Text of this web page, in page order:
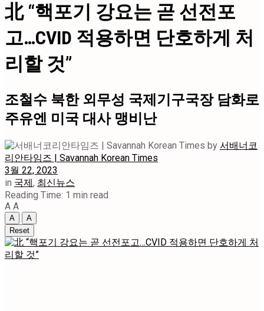
北 “핵포기 강요는 곧 선전포
고…CVID 적용하면 단호하게 처
리할 것”
조철수 북한 외무성 국제기구국장 담화로
주유엔 미국 대사 맹비난
by 서배너코
리안타임즈 | Savannah Korean Times
3월 22, 2023
in 국제, 최신뉴스
Reading Time: 1 min read
A A
A
A
Reset